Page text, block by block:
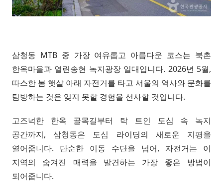
삼청동 MTB 중 가장 여유롭고 아름다운 코스는 북촌
한옥마을과 열린송현 녹지광장 일대입니다. 2026년 5월,
따스한 봄 햇살 아래 자전거를 타고 서울의 역사와 문화를
탐방하는 것은 잊지 못할 경험을 선사할 것입니다.
고즈넉한 한옥 골목길부터 탁 트인 도심 속 녹지
공간까지, 삼청동은 도심 라이딩의 새로운 지평을
열어줍니다. 단순한 이동 수단을 넘어, 자전거는 이
지역의 숨겨진 매력을 발견하는 가장 좋은 방법이
되어줍니다.